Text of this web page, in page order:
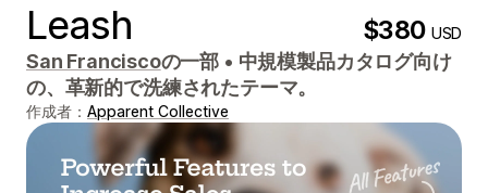
Leash $380USD
San Franciscoの一部 • 中規模製品カタログ向け
の、革新的で洗練されたテーマ。
作成者： Apparent Collective